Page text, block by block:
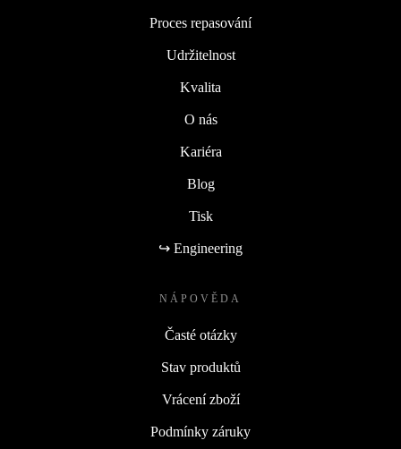
Proces repasování
Udržitelnost
Kvalita
O nás
Kariéra
Blog
Tisk
↪ Engineering
NÁPOVĚDA
Časté otázky
Stav produktů
Vrácení zboží
Podmínky záruky